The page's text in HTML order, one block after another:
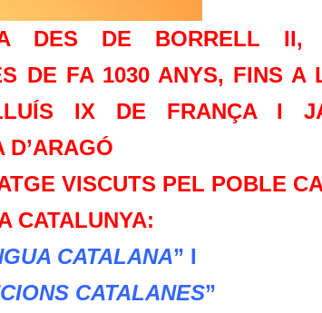
DES DE BORRELL II,
DE FA 1030 ANYS, FINS A
IX DE FRANÇA I
D’ARAGÓ
VISCUTS PEL POBLE
CATALUNYA:
CATALANA” I
CATALANES”